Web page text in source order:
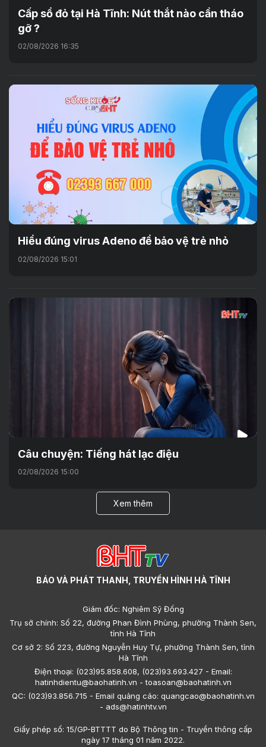
Cấp sổ đỏ tại Hà Tĩnh: Nút thắt nào cần tháo
gỡ ?
02/08/2026 16:35
Hiểu đúng virus Adeno để bảo vệ trẻ nhỏ
02/08/2026 15:01
Câu chuyện: Tiếng hát lạc điệu
02/08/2026 15:00
Xem thêm
BÁO VÀ PHÁT THANH, TRUYỀN HÌNH HÀ TĨNH
Giám đốc: Nghiêm Sỹ Đống
Trụ sở chính: Số 22, đường Phan Đình Phùng, phường Thành Sen,
tỉnh Hà Tĩnh
Cơ sở 2: Số 223, đường Nguyễn Huy Tự, phường Thành Sen, tỉnh
Hà Tĩnh
Điện thoại: (023)95.858.608, (023)93.693.427 - Email:
hatinhdientu@baohatinh.vn - toasoan@baohatinh.vn
QC: (023)93.856.715 - Email quảng cáo: quangcao@baohatinh.vn
- ads@hatinhtv.vn
Giấy phép số: 15/GP-BTTTT do Bộ Thông tin - Truyền thông cấp
ngày 17 tháng 01 năm 2022.